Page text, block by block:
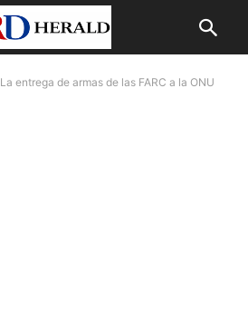
La entrega de armas de las FARC a la ONU